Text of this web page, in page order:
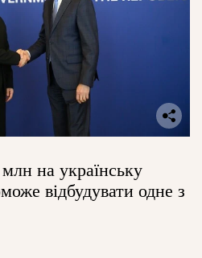
на українську
відбудувати одне з